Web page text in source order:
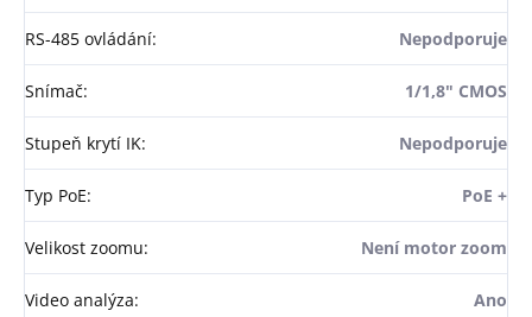
RS-485 ovládání: Nepodporuje
Snímač: 1/1,8" CMOS
Stupeň krytí IK: Nepodporuje
Typ PoE: PoE +
Velikost zoomu: Není motor zoom
Video analýza: Ano